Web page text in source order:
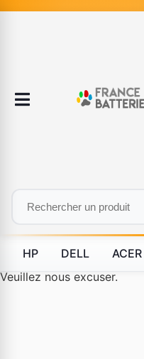
HP DELL ACER
Le produit #BLD--84091
Veuillez nous excuser.